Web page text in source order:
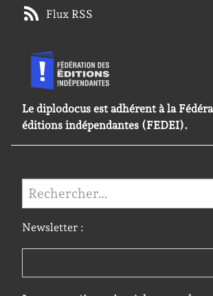
Flux RSS
Le diplodocus est adhérent à la
éditions indépendantes (FEDEI).
Rechercher :
Newsletter :